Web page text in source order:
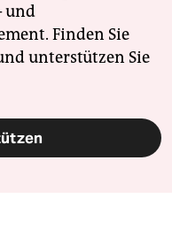
und
Finden Sie
unterstützen Sie